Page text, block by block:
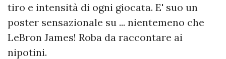
tiro e intensità di ogni giocata. E' suo un
poster sensazionale su ... nientemeno che
LeBron James! Roba da raccontare ai
nipotini.